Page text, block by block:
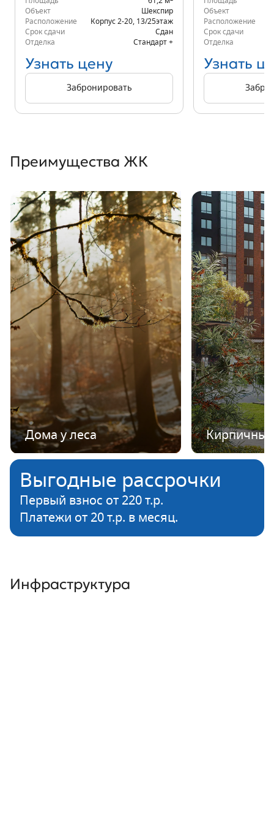
Объект
Шекспир
Расположение
Корпус 2-20 13/25этаж
Срок сдачи
Сдан
Отделка
Стандарт +
Узнать цену
Забронировать
Объект
Расположение
Срок сдачи
Отделка
Узнать
Преимущества ЖК
Дома у леса
Выгодные рассрочки
Первый взнос от 220 т.р.
Платежи от 20 т.р. в месяц.
Инфраструктура